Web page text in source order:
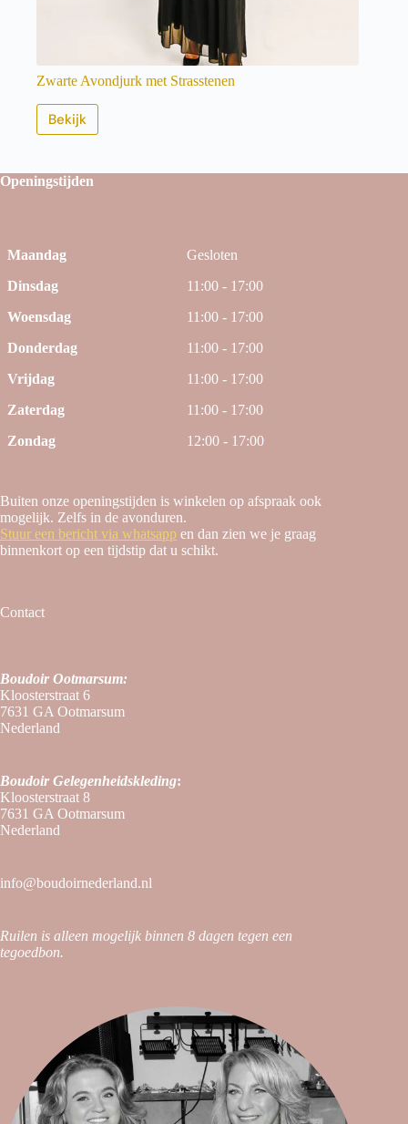
Zwarte Avondjurk met Strasstenen
Bekijk
Openingstijden
Maandag
Gesloten
Dinsdag
11:00 - 17:00
Woensdag
11:00 - 17:00
Donderdag
11:00 - 17:00
Vrijdag
11:00 - 17:00
Zaterdag
11:00 - 17:00
Zondag
12:00 - 17:00
Buiten onze openingstijden is winkelen op afspraak ook
mogelijk. Zelfs in de avonduren.
Stuur een bericht via whatsapp en dan zien we je graag
binnenkort op een tijdstip dat u schikt.
Contact
Boudoir Ootmarsum:
Kloosterstraat 6
7631 GA Ootmarsum
Nederland
Boudoir Gelegenheidskleding:
Kloosterstraat 8
7631 GA Ootmarsum
Nederland
info@boudoirnederland.nl
Ruilen is alleen mogelijk binnen 8 dagen tegen een
tegoedbon.